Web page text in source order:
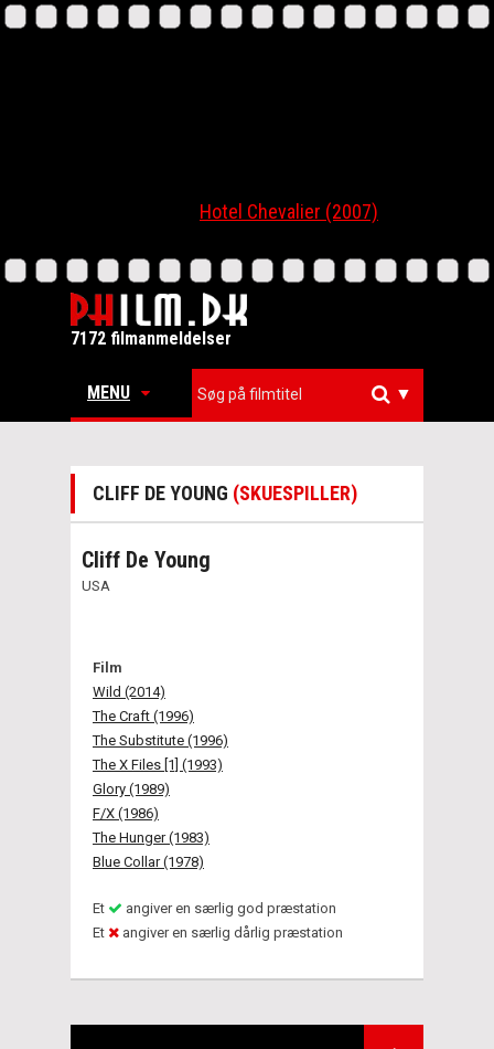
Hotel Chevalier (2007)
7172 filmanmeldelser
MENU ▼
CLIFF DE YOUNG (SKUESPILLER)
Cliff De Young
USA
Film
Wild (2014)
The Craft (1996)
The Substitute (1996)
The X Files [1] (1993)
Glory (1989)
F/X (1986)
The Hunger (1983)
Blue Collar (1978)
Et
angiver en særlig god præstation
Et
angiver en særlig dårlig præstation